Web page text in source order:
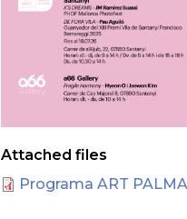
Attached files
Programa ART